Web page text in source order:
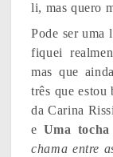
li, mas quero
Pode ser uma
fiquei
mas que
três que estou
da Carina
e Uma
chama entre